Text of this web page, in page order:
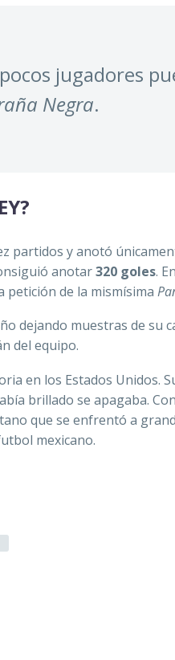
jugadores
Negra.
partidos y anotó
anotar320 goles.
petición de la mismísima
dejando muestras de su
del equipo.
en los Estados Unidos.
brillado se apagaba.
que se enfrentó a
mexicano.